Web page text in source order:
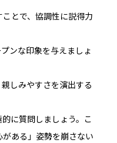
とで、協調性に説得力
ンな印象を与えましょ
しみやすさを演出する
に質問しましょう。こ
ある」姿勢を崩さない